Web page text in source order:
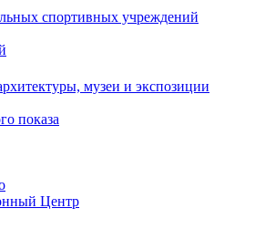
спортивных учреждений
музеи и экспозиции
показа
Центр